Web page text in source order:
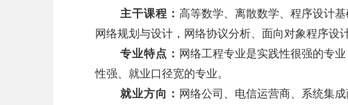
主干课程： 高等数学、离散数学、程序设计
网络规划与设计，网络协议分析、面向对象程序设
专业特点： 网络工程专业是实践性很强的专
性强、就业口径宽的专业。
就业方向： 网络公司、电信运营商、系统集